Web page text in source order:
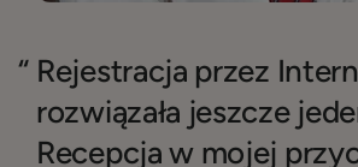
Rejestracja przez
rozwiązała jeszcze
Recepcja w mojej